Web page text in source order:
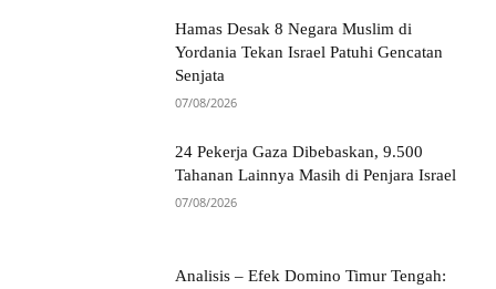
Hamas Desak 8 Negara Muslim di
Yordania Tekan Israel Patuhi Gencatan
Senjata
07/08/2026
24 Pekerja Gaza Dibebaskan, 9.500
Tahanan Lainnya Masih di Penjara Israel
07/08/2026
Analisis – Efek Domino Timur Tengah: